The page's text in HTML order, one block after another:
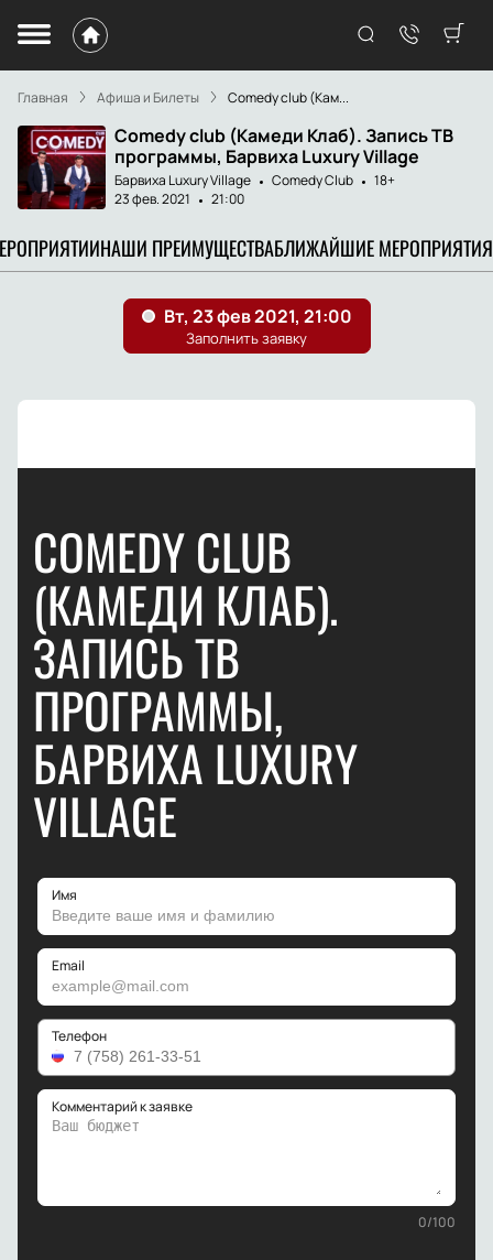
Главная Афиша и Билеты Comedy club (Кам...
Comedy club (Камеди Клаб). Запись ТВ
программы, Барвиха Luxury Village
Барвиха Luxury Village Comedy Club
18+
23 фев. 2021
21:00
НАШИ ПРЕИМУЩЕСТВАБЛИЖАЙШИЕ МЕРОПРИЯТИЯ
COMEDY CLUB
(КАМЕДИ КЛАБ).
ЗАПИСЬ ТВ
ПРОГРАММЫ,
БАРВИХА LUXURY
VILLAGE
Имя
Email
Телефон
Комментарий к заявке
0/100